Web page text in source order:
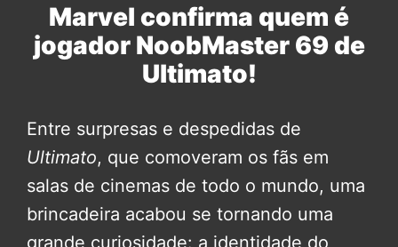
Marvel confirma quem é
jogador NoobMaster 69 de
Ultimato!
Entre surpresas e despedidas de
Ultimato, que comoveram os fãs em
salas de cinemas de todo o mundo, uma
brincadeira acabou se tornando uma
grande curiosidade: a identidade do